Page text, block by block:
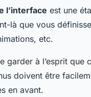
l’interface est une
là que vous
etc.
garder à l’esprit que
doivent être
en avant.